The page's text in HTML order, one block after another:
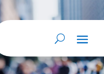
herramientas